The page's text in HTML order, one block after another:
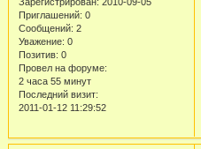
Приглашений: 0
Сообщений: 2
Уважение: 0
Позитив: 0
Провел на форуме:
2 часа 55 минут
Последний визит:
2011-01-12 11:29:52